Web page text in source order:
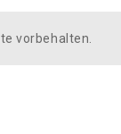
vorbehalten.